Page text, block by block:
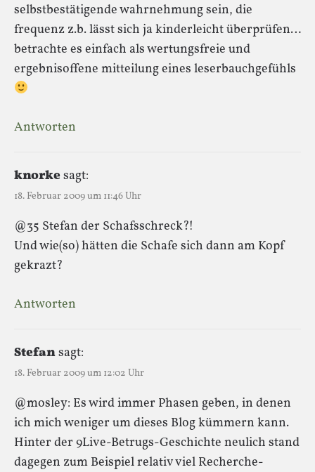
selbstbestätigende wahrnehmung sein, die
frequenz z.b. lässt sich ja kinderleicht überprüfen…
betrachte es einfach als wertungsfreie und
ergebnisoffene mitteilung eines leserbauchgefühls
Antworten
knorkesagt:
18. Februar 2009 um 11:46 Uhr
@35 Stefan der Schafsschreck?!
Und wie(so) hätten die Schafe sich dann am Kopf
gekrazt?
Antworten
Stefansagt:
18. Februar 2009 um 12:02 Uhr
@mosley: Es wird immer Phasen geben, in denen
ich mich weniger um dieses Blog kümmern kann.
Hinter der 9Live-Betrugs-Geschichte neulich stand
dagegen zum Beispiel relativ viel Recherche-